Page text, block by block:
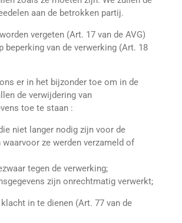
aan de betrokken partij.
vergeten (Art. 17 van de AVG)
beperking van de verwerking (Art. 18
er in het bijzonder toe om in de
de verwijdering van
toe te staan :
niet langer nodig zijn voor de
waarvoor ze werden verzameld of
tegen de verwerking;
zijn onrechtmatig verwerkt;
in te dienen (Art. 77 van de